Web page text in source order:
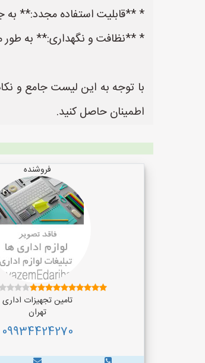
* **قابلیت استفاده مجدد:** به
* **نظافت و نگهداری:** به طور
با توجه به این لیست جامع و
اطمینان حاصل کنید.
فروشنده
تامین تجهیزات اداری
تهران
09934424270